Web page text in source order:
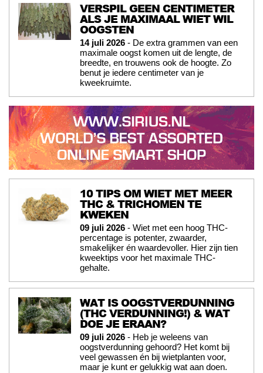
VERSPIL GEEN CENTIMETER
ALS JE MAXIMAAL WIET WIL
OOGSTEN
14 juli 2026 - De extra grammen van een
maximale oogst komen uit de lengte, de
breedte, en trouwens ook de hoogte. Zo
benut je iedere centimeter van je
kweekruimte.
10 TIPS OM WIET MET MEER
THC & TRICHOMEN TE
KWEKEN
09 juli 2026 - Wiet met een hoog THC-
percentage is potenter, zwaarder,
smakelijker én waardevoller. Hier zijn tien
kweektips voor het maximale THC-
gehalte.
WAT IS OOGSTVERDUNNING
(THC VERDUNNING!) & WAT
DOE JE ERAAN?
09 juli 2026 - Heb je weleens van
oogstverdunning gehoord? Het komt bij
veel gewassen én bij wietplanten voor,
maar je kunt er gelukkig wat aan doen.